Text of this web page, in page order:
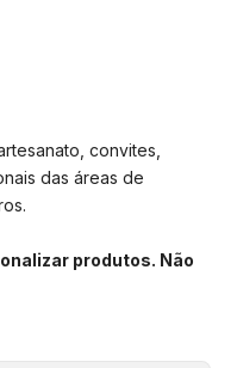
convites,
das áreas de
produtos. Não